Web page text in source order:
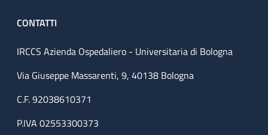
CONTATTI
IRCCS Azienda Ospedaliero - Universitaria di Bologna
Via Giuseppe Massarenti, 9, 40138 Bologna
C.F. 92038610371
P.IVA 02553300373